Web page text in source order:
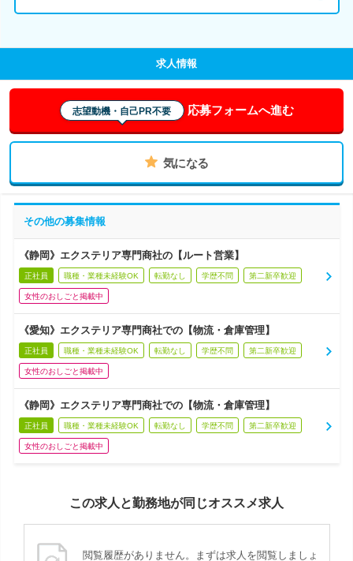
求人情報
志望動機・自己PR不要 応募フォームへ進む
気になる
その他の募集情報
《静岡》エクステリア専門商社の【ルート営業】
正社員 職種・業種未経験OK 転勤なし 学歴不問 第二新卒歓迎
女性のおしごと掲載中
《愛知》エクステリア専門商社での【物流・倉庫管理】
正社員 職種・業種未経験OK 転勤なし 学歴不問 第二新卒歓迎
女性のおしごと掲載中
《静岡》エクステリア専門商社での【物流・倉庫管理】
正社員 職種・業種未経験OK 転勤なし 学歴不問 第二新卒歓迎
女性のおしごと掲載中
この求人と勤務地が同じオススメ求人
閲覧履歴がありません。まずは求人を閲覧しましょ